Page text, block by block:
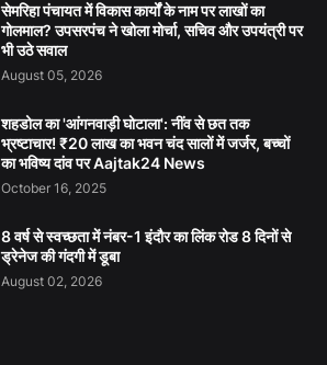
सेमरिहा पंचायत में विकास कार्यों के नाम पर लाखों का
गोलमाल? उपसरपंच ने खोला मोर्चा, सचिव और उपयंत्री पर
भी उठे सवाल
August 05, 2026
शहडोल का 'आंगनवाड़ी घोटाला': नींव से छत तक
भ्रष्टाचार! ₹20 लाख का भवन चंद सालों में जर्जर, बच्चों
का भविष्य दांव पर Aajtak24 News
October 16, 2025
8 वर्ष से स्वच्छता में नंबर-1 इंदौर का लिंक रोड 8 दिनों से
ड्रेनेज की गंदगी में डूबा
August 02, 2026